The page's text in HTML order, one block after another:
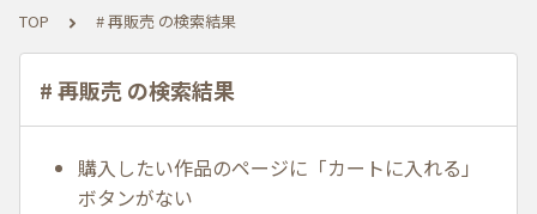
TOP # 再販売 の検索結果
# 再販売 の検索結果
購入したい作品のページに「カートに入れる」
ボタンがない